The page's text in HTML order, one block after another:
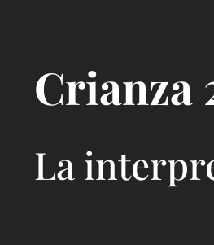
Crianza
La